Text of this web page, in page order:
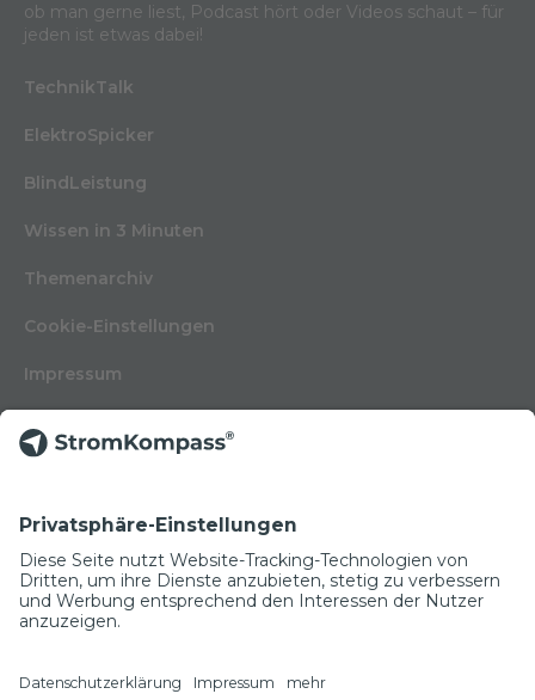
ob man gerne liest, Podcast hört oder Videos schaut – für
jeden ist etwas dabei!
TechnikTalk
ElektroSpicker
BlindLeistung
Wissen in 3 Minuten
Themenarchiv
Cookie-Einstellungen
Impressum
Kontakt
Glossar